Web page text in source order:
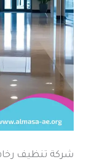
شركة تنظيف